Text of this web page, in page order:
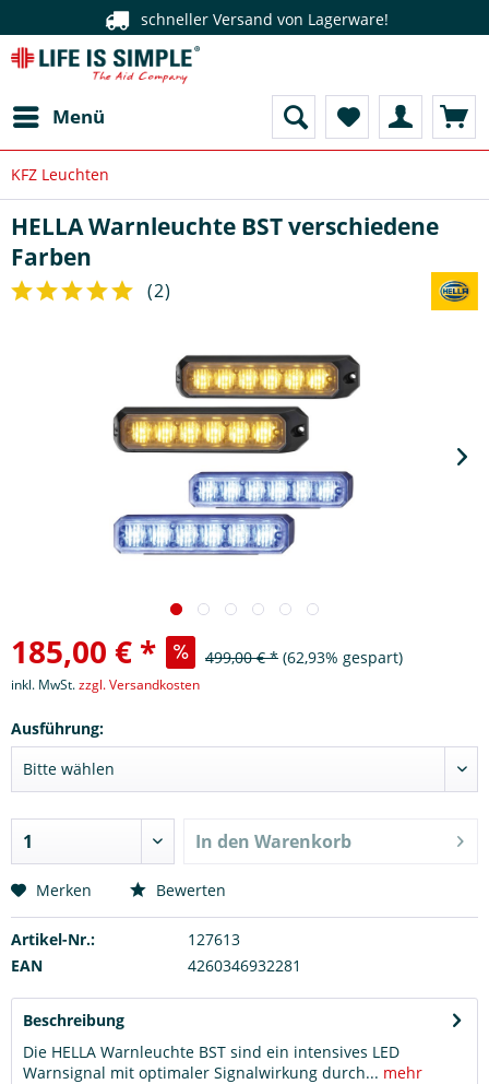
schneller Versand von Lagerware!
Menü
KFZ Leuchten
HELLA Warnleuchte BST verschiedene
Farben
(2)
185,00 € * 499,00 € * (62,93% gespart)
inkl. MwSt.zzgl. Versandkosten
Ausführung:
In den Warenkorb
Merken Bewerten
Artikel-Nr.:
127613
EAN
4260346932281
Beschreibung
Die HELLA Warnleuchte BST sind ein intensives LED
Warnsignal mit optimaler Signalwirkung durch... mehr